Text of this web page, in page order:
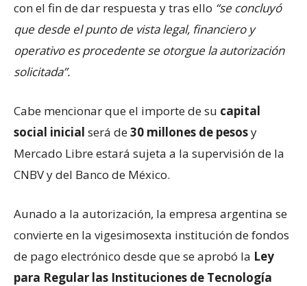
con el fin de dar respuesta y tras ello “se concluyó
que desde el punto de vista legal, financiero y
operativo es procedente se otorgue la autorización
solicitada”.
Cabe mencionar que el importe de su capital
social inicial será de30 millones de pesosy
Mercado Libre estará sujeta a la supervisión de la
CNBV y del Banco de México.
Aunado a la autorización, la empresa argentina se
convierte en la vigesimosexta institución de fondos
de pago electrónico desde que se aprobó la Ley
para Regular las Instituciones de Tecnología